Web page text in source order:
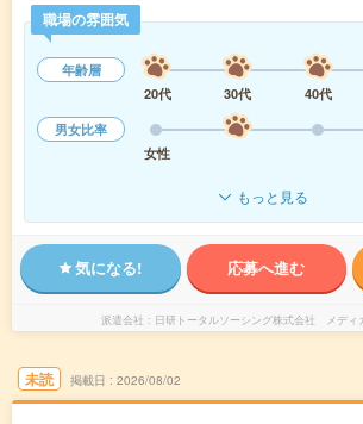
職場の雰囲気
年齢層
20代
30代 40代
男女比率
女性
もっと見る
気になる! 応募へ進む
派遣会社 日研トータルソーシング株式会社 メディ
未読 掲載日 2026/08/02